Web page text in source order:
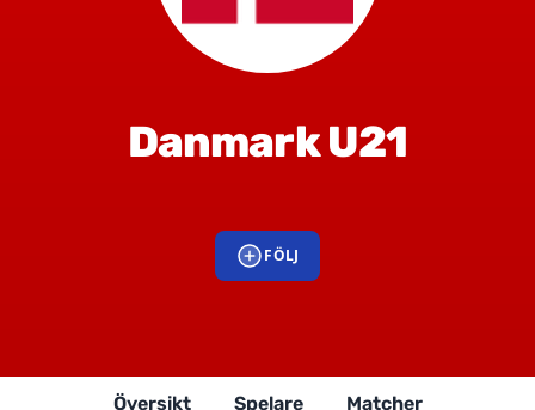
Danmark U21
FÖLJ
Översikt Spelare Matcher